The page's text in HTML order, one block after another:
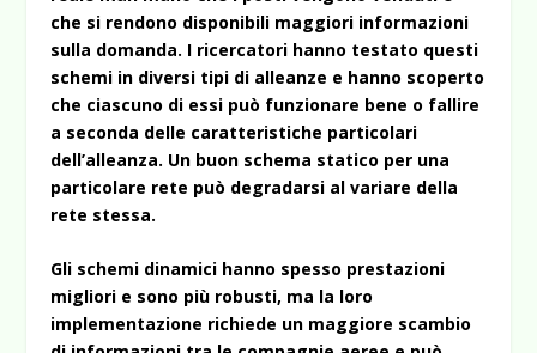
che si rendono disponibili maggiori informazioni
sulla domanda. I ricercatori hanno testato questi
schemi in diversi tipi di alleanze e hanno scoperto
che ciascuno di essi può funzionare bene o fallire
a seconda delle caratteristiche particolari
dell’alleanza. Un buon schema statico per una
particolare rete può degradarsi al variare della
rete stessa.
Gli schemi dinamici hanno spesso prestazioni
migliori e sono più robusti, ma la loro
implementazione richiede un maggiore scambio